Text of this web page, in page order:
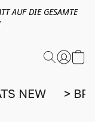
AUF DIE GESAMTE
NEW >